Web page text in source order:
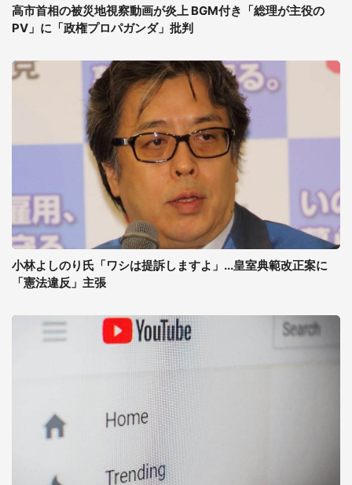
高市首相の被災地視察動画が炎上 BGM付き「総理が主役の
PV」に「政権プロパガンダ」批判
小林よしのり氏「ワシは提訴しますよ」...皇室典範改正案に
「憲法違反」主張